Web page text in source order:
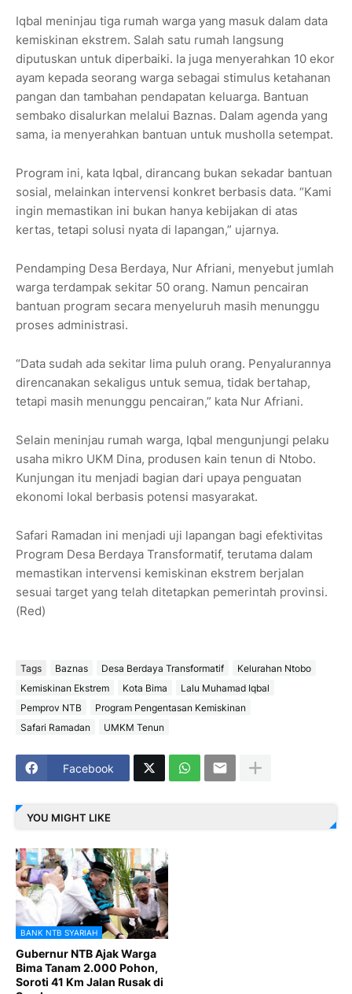
Iqbal meninjau tiga rumah warga yang masuk dalam data
kemiskinan ekstrem. Salah satu rumah langsung
diputuskan untuk diperbaiki. Ia juga menyerahkan 10 ekor
ayam kepada seorang warga sebagai stimulus ketahanan
pangan dan tambahan pendapatan keluarga. Bantuan
sembako disalurkan melalui Baznas. Dalam agenda yang
sama, ia menyerahkan bantuan untuk musholla setempat.
Program ini, kata Iqbal, dirancang bukan sekadar bantuan
sosial, melainkan intervensi konkret berbasis data. “Kami
ingin memastikan ini bukan hanya kebijakan di atas
kertas, tetapi solusi nyata di lapangan,” ujarnya.
Pendamping Desa Berdaya, Nur Afriani, menyebut jumlah
warga terdampak sekitar 50 orang. Namun pencairan
bantuan program secara menyeluruh masih menunggu
proses administrasi.
“Data sudah ada sekitar lima puluh orang. Penyalurannya
direncanakan sekaligus untuk semua, tidak bertahap,
tetapi masih menunggu pencairan,” kata Nur Afriani.
Selain meninjau rumah warga, Iqbal mengunjungi pelaku
usaha mikro UKM Dina, produsen kain tenun di Ntobo.
Kunjungan itu menjadi bagian dari upaya penguatan
ekonomi lokal berbasis potensi masyarakat.
Safari Ramadan ini menjadi uji lapangan bagi efektivitas
Program Desa Berdaya Transformatif, terutama dalam
memastikan intervensi kemiskinan ekstrem berjalan
sesuai target yang telah ditetapkan pemerintah provinsi.
(Red)
Tags Baznas Desa Berdaya Transformatif
Kelurahan Ntobo
Kemiskinan Ekstrem
Kota Bima
Lalu Muhamad Iqbal
Pemprov NTB
Program Pengentasan Kemiskinan
Safari Ramadan
UMKM Tenun
Facebook
YOU MIGHT LIKE
BANK NTB SYARIAH
Gubernur NTB Ajak Warga
Bima Tanam 2.000 Pohon,
Soroti 41 Km Jalan Rusak di